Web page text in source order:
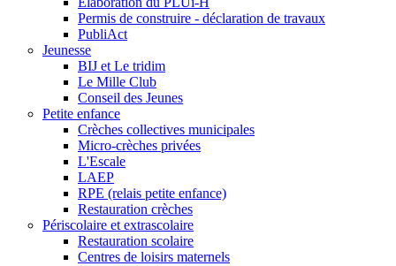
Permis de construire - déclaration de travaux
PubliAct
Jeunesse
BIJ et Le tridim
Le Mille Club
Conseil des Jeunes
Petite enfance
Crèches collectives municipales
Micro-crèches privées
L'Escale
LAEP
RPE (relais petite enfance)
Restauration crèches
Périscolaire et extrascolaire
Restauration scolaire
Centres de loisirs maternels